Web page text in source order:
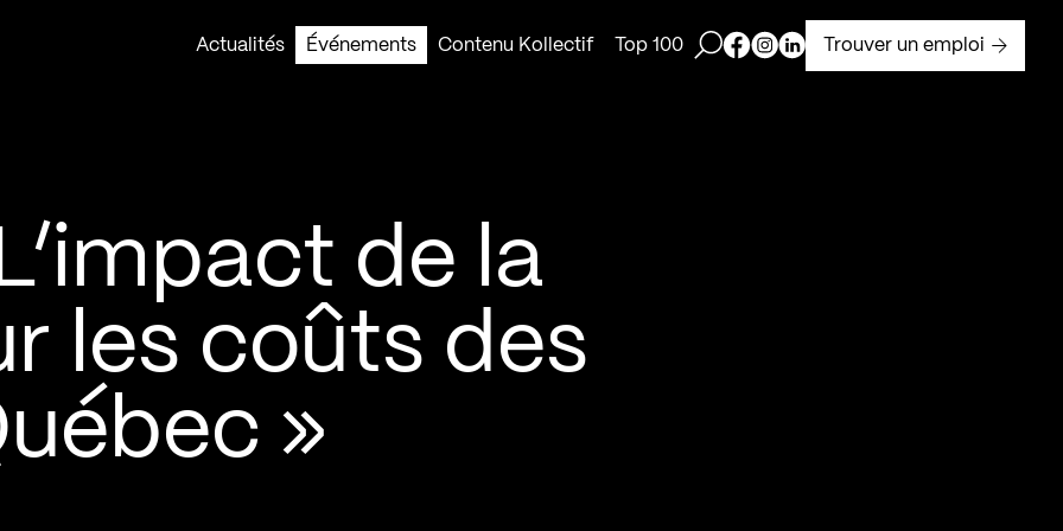
Actualités
Événements Contenu Kollectif Top 100 Ouvrir la barre de recherche
Page Facebook de Kollectif
Page Instagram de Kollectif
Page Linkedin de Kollectif
Trouver un emploi
de la
les coûts des
»